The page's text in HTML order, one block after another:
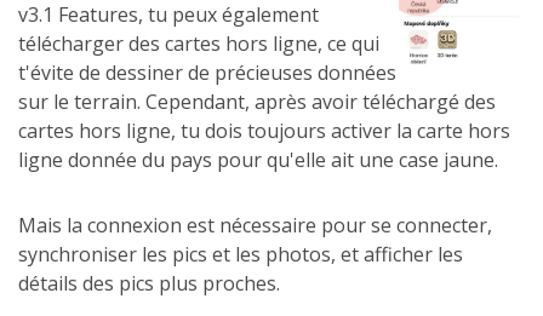
v3.1 Features, tu peux également
télécharger des cartes hors ligne, ce qui
t'évite de dessiner de précieuses données
sur le terrain. Cependant, après avoir téléchargé des
cartes hors ligne, tu dois toujours activer la carte hors
ligne donnée du pays pour qu'elle ait une case jaune.
Mais la connexion est nécessaire pour se connecter,
synchroniser les pics et les photos, et afficher les
détails des pics plus proches.